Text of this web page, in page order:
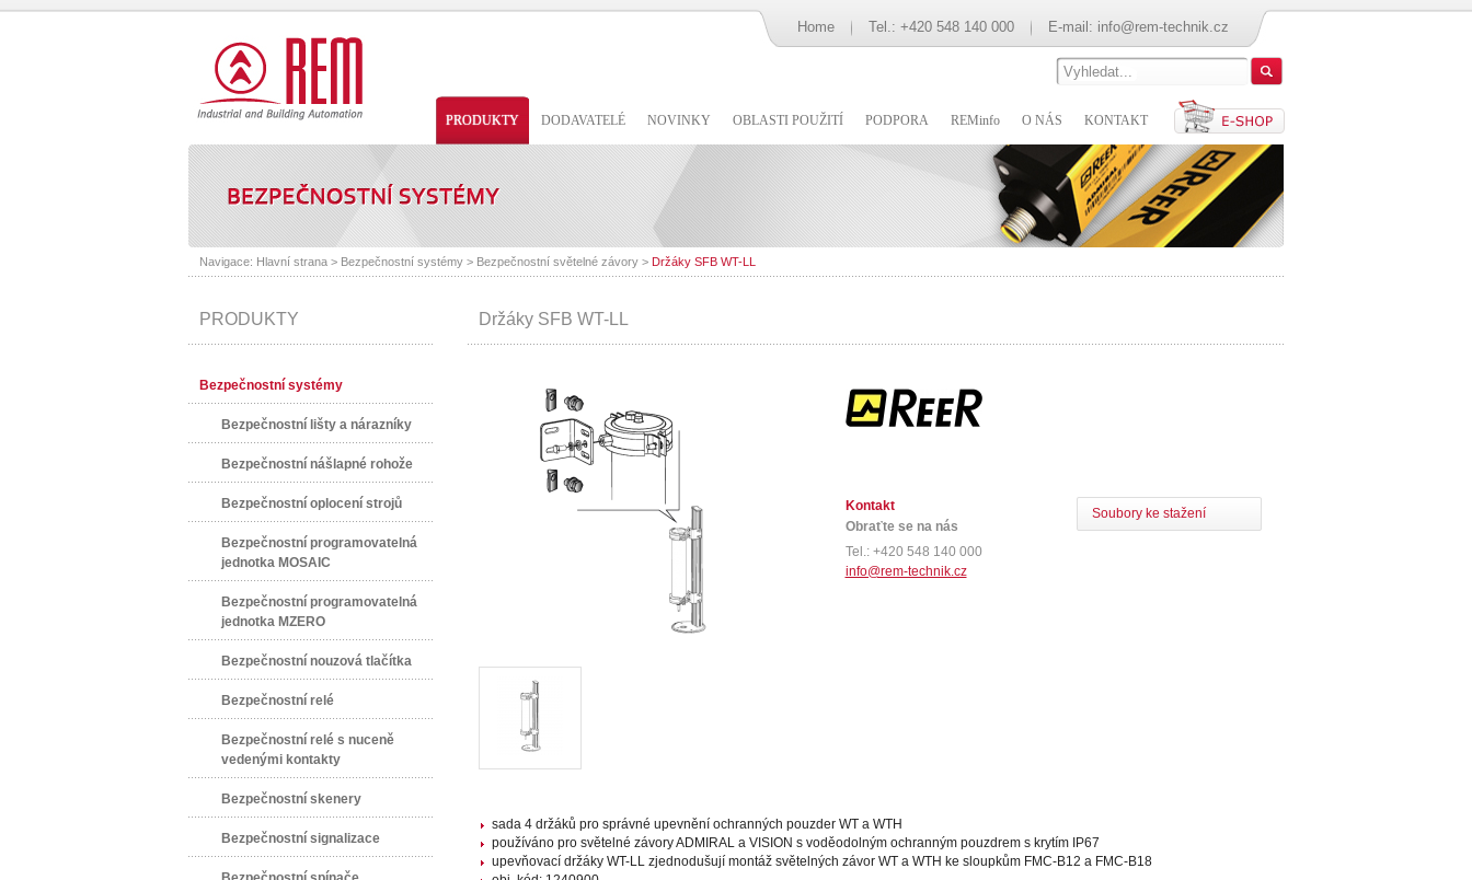
Home Tel.: +420 548 140 000 E-mail: info@rem-technik.cz
PRODUKTY DODAVATELÉ NOVINKY OBLASTI POUŽITÍ PODPORA REMinfo O NÁS KONTAKT
Navigace: Hlavní strana> Bezpečnostní systémy> Bezpečnostní světelné závory> Držáky SFB WT-LL
PRODUKTY
Bezpečnostní systémy
Bezpečnostní lišty a nárazníky
Bezpečnostní nášlapné rohože
Bezpečnostní oplocení strojů
Bezpečnostní programovatelná
jednotka MOSAIC
Bezpečnostní programovatelná
jednotka MZERO
Bezpečnostní nouzová tlačítka
Bezpečnostní relé
Bezpečnostní relé s nuceně
vedenými kontakty
Bezpečnostní skenery
Bezpečnostní signalizace
Držáky SFB WT-LL
Kontakt
Obraťte se na nás
Tel.: +420 548 140 000
info@rem-technik.cz
Soubory ke stažení
sada 4 držáků pro správné upevnění ochranných pouzder WT a WTH
používáno pro světelné závory ADMIRAL a VISION s voděodolným ochranným pouzdrem s krytím IP67
upevňovací držáky WT-LL zjednodušují montáž světelných závor WT a WTH ke sloupkům FMC-B12 a FMC-B18